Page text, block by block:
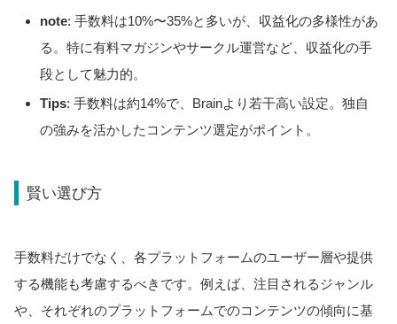
note: 手数料は10%〜35%と多いが、収益化の多様性があ
る。特に有料マガジンやサークル運営など、収益化の手
段として魅力的。
Tips: 手数料は約14%で、Brainより若干高い設定。独自
の強みを活かしたコンテンツ選定がポイント。
賢い選び方
手数料だけでなく、各プラットフォームのユーザー層や提供
する機能も考慮するべきです。例えば、注目されるジャンル
や、それぞれのプラットフォームでのコンテンツの傾向に基